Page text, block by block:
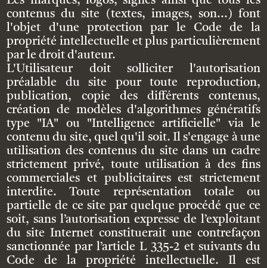
contenus du site (textes, images, son...) font
l'objet d'une protection par le Code de la
propriété intellectuelle et plus particulièrement
par le droit d'auteur.
L'Utilisateur doit solliciter l'autorisation
préalable du site pour toute reproduction,
publication, copie des différents contenus,
création de modèles d'algorithmes génératifs
type "IA" ou "Intelligence artificielle" via le
contenu du site, quel qu'il soit. Il s'engage à une
utilisation des contenus du site dans un cadre
strictement privé, toute utilisation à des fins
commerciales et publicitaires est strictement
interdite. Toute représentation totale ou
partielle de ce site par quelque procédé que ce
soit, sans l’autorisation expresse de l’exploitant
du site Internet constituerait une contrefaçon
sanctionnée par l’article L 335-2 et suivants du
Code de la propriété intellectuelle. Il est